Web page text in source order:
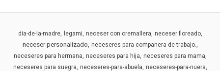
dia-de-la-madre legami neceser con cremallera neceser floreado
neceser personalizado neceseres para companera de trabajo.
neceseres para hermana neceseres para hija neceseres para mama
neceseres para suegra neceseres-para-abuela neceseres-para-nuera